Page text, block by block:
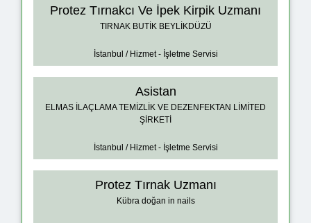
Protez Tırnakcı Ve İpek Kirpik Uzmanı
TIRNAK BUTİK BEYLİKDÜZÜ
İstanbul / Hizmet - İşletme Servisi
Asistan
ELMAS İLAÇLAMA TEMİZLİK VE DEZENFEKTAN LİMİTED
ŞİRKETİ
İstanbul / Hizmet - İşletme Servisi
Protez Tırnak Uzmanı
Kübra doğan in nails